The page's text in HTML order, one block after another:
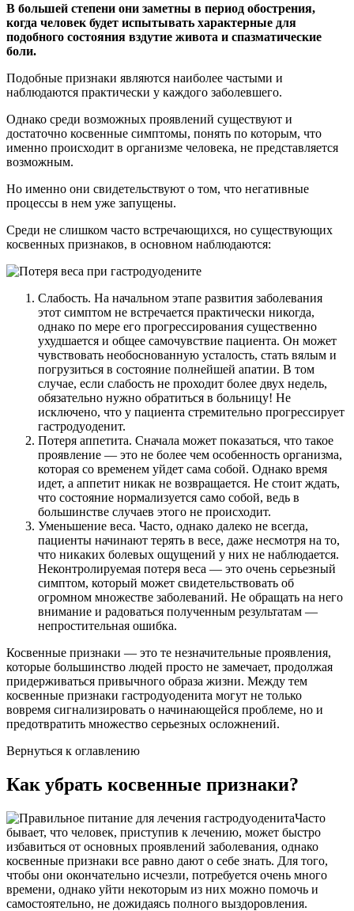
В большей степени они заметны в период обострения,
когда человек будет испытывать характерные для
подобного состояния вздутие живота и спазматические
боли.
Подобные признаки являются наиболее частыми и
наблюдаются практически у каждого заболевшего.
Однако среди возможных проявлений существуют и
достаточно косвенные симптомы, понять по которым, что
именно происходит в организме человека, не представляется
возможным.
Но именно они свидетельствуют о том, что негативные
процессы в нем уже запущены.
Среди не слишком часто встречающихся, но существующих
косвенных признаков, в основном наблюдаются:
Слабость. На начальном этапе развития заболевания
этот симптом не встречается практически никогда,
однако по мере его прогрессирования существенно
ухудшается и общее самочувствие пациента. Он может
чувствовать необоснованную усталость, стать вялым и
погрузиться в состояние полнейшей апатии. В том
случае, если слабость не проходит более двух недель,
обязательно нужно обратиться в больницу! Не
исключено, что у пациента стремительно прогрессирует
гастродуоденит.
Потеря аппетита. Сначала может показаться, что такое
проявление — это не более чем особенность организма,
которая со временем уйдет сама собой. Однако время
идет, а аппетит никак не возвращается. Не стоит ждать,
что состояние нормализуется само собой, ведь в
большинстве случаев этого не происходит.
Уменьшение веса. Часто, однако далеко не всегда,
пациенты начинают терять в весе, даже несмотря на то,
что никаких болевых ощущений у них не наблюдается.
Неконтролируемая потеря веса — это очень серьезный
симптом, который может свидетельствовать об
огромном множестве заболеваний. Не обращать на него
внимание и радоваться полученным результатам —
непростительная ошибка.
Косвенные признаки — это те незначительные проявления,
которые большинство людей просто не замечает, продолжая
придерживаться привычного образа жизни. Между тем
косвенные признаки гастродуоденита могут не только
вовремя сигнализировать о начинающейся проблеме, но и
предотвратить множество серьезных осложнений.
Вернуться к оглавлению
Как убрать косвенные признаки?
Часто
бывает, что человек, приступив к лечению, может быстро
избавиться от основных проявлений заболевания, однако
косвенные признаки все равно дают о себе знать. Для того,
чтобы они окончательно исчезли, потребуется очень много
времени, однако уйти некоторым из них можно помочь и
самостоятельно, не дожидаясь полного выздоровления.